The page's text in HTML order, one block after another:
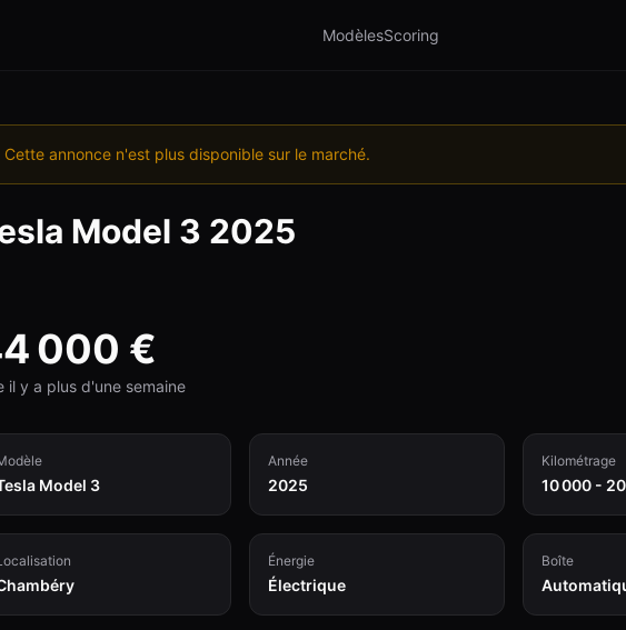
ModèlesScoring
Cette annonce n'est plus disponible sur le marché.
Model 3 2025
000 €
il y a plus d'une semaine
Model 3
Année
2025
Kilométrage
10 000 -
Énergie
Électrique
Boîte